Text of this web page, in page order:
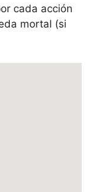
cada acción
mortal (si